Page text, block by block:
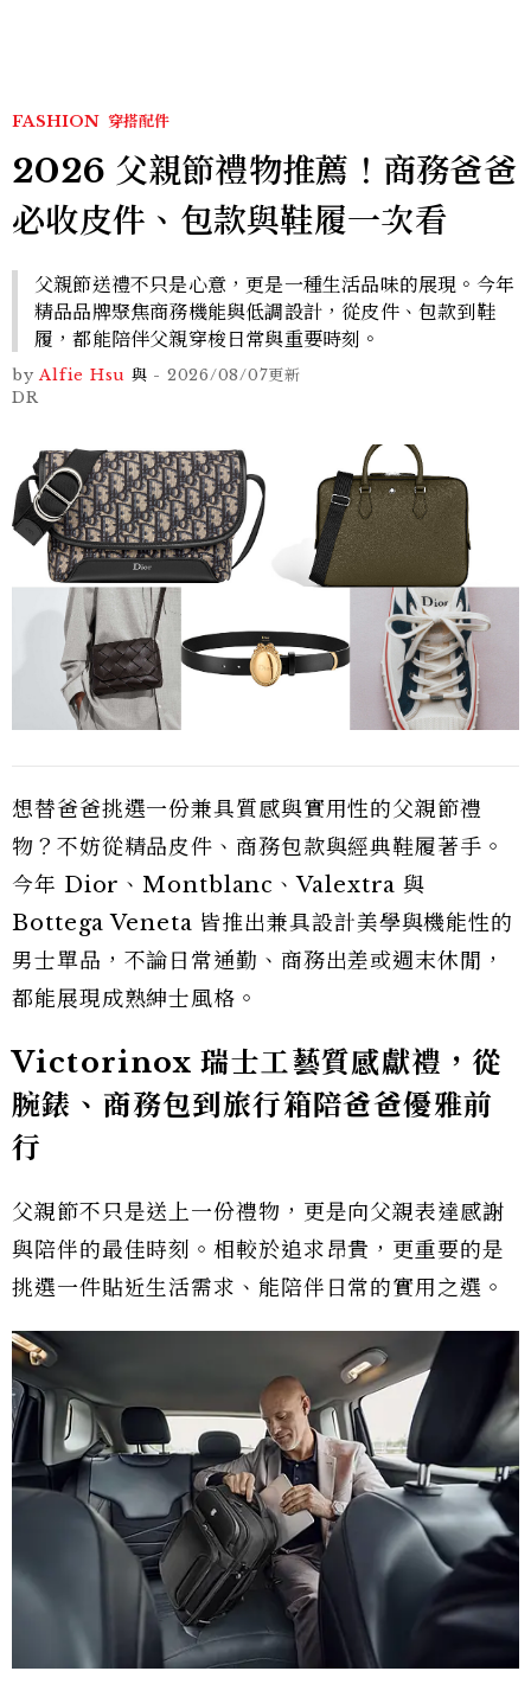
FASHION 穿搭配件
2026 父親節禮物推薦！商務爸爸
必收皮件、包款與鞋履一次看
父親節送禮不只是心意，更是一種生活品味的展現。今年
精品品牌聚焦商務機能與低調設計，從皮件、包款到鞋
履，都能陪伴父親穿梭日常與重要時刻。
by Alfie Hsu 與 - 2026/08/07更新
DR
想替爸爸挑選一份兼具質感與實用性的父親節禮
物？不妨從精品皮件、商務包款與經典鞋履著手。
今年 Dior、Montblanc、Valextra 與
Bottega Veneta 皆推出兼具設計美學與機能性的
男士單品，不論日常通勤、商務出差或週末休閒，
都能展現成熟紳士風格。
Victorinox 瑞士工藝質感獻禮，從
腕錶、商務包到旅行箱陪爸爸優雅前
行
父親節不只是送上一份禮物，更是向父親表達感謝
與陪伴的最佳時刻。相較於追求昂貴，更重要的是
挑選一件貼近生活需求、能陪伴日常的實用之選。